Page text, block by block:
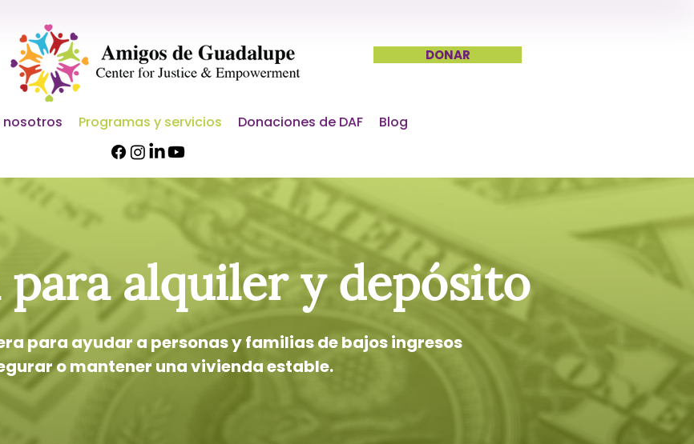
DONAR
nosotros Programas y servicios Donaciones de DAF Blog
para alquiler y depósito
para ayudar a personas y familias de bajos ingresos
o mantener una vivienda estable.